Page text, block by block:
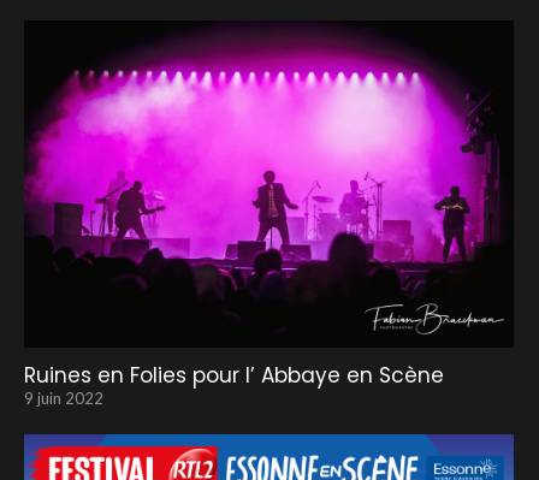
Ruines en Folies pour l’ Abbaye en Scène
9 juin 2022